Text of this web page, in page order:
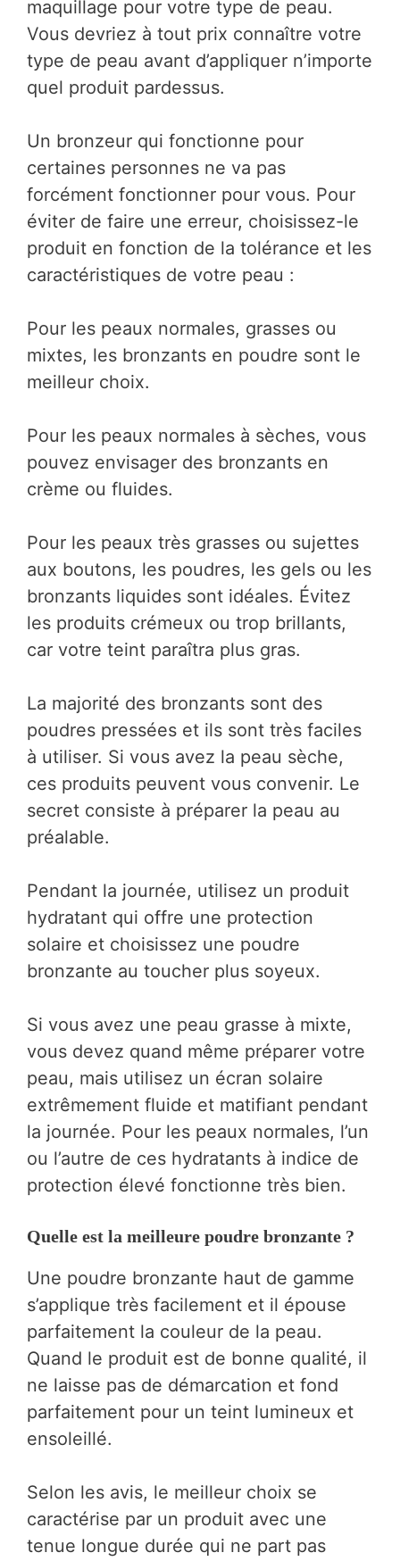
maquillage pour votre type de peau.
Vous devriez à tout prix connaître votre
type de peau avant d’appliquer n’importe
quel produit pardessus.
Un bronzeur qui fonctionne pour
certaines personnes ne va pas
forcément fonctionner pour vous. Pour
éviter de faire une erreur, choisissez-le
produit en fonction de la tolérance et les
caractéristiques de votre peau :
Pour les peaux normales, grasses ou
mixtes, les bronzants en poudre sont le
meilleur choix.
Pour les peaux normales à sèches, vous
pouvez envisager des bronzants en
crème ou fluides.
Pour les peaux très grasses ou sujettes
aux boutons, les poudres, les gels ou les
bronzants liquides sont idéales. Évitez
les produits crémeux ou trop brillants,
car votre teint paraîtra plus gras.
La majorité des bronzants sont des
poudres pressées et ils sont très faciles
à utiliser. Si vous avez la peau sèche,
ces produits peuvent vous convenir. Le
secret consiste à préparer la peau au
préalable.
Pendant la journée, utilisez un produit
hydratant qui offre une protection
solaire et choisissez une poudre
bronzante au toucher plus soyeux.
Si vous avez une peau grasse à mixte,
vous devez quand même préparer votre
peau, mais utilisez un écran solaire
extrêmement fluide et matifiant pendant
la journée. Pour les peaux normales, l’un
ou l’autre de ces hydratants à indice de
protection élevé fonctionne très bien.
Quelle est la meilleure poudre bronzante ?
Une poudre bronzante haut de gamme
s’applique très facilement et il épouse
parfaitement la couleur de la peau.
Quand le produit est de bonne qualité, il
ne laisse pas de démarcation et fond
parfaitement pour un teint lumineux et
ensoleillé.
Selon les avis, le meilleur choix se
caractérise par un produit avec une
tenue longue durée qui ne part pas